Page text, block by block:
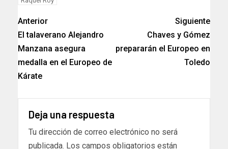
Anterior
El talaverano Alejandro
Manzana asegura
medalla en el Europeo de
Kárate
Siguiente
Chaves y Gómez
prepararán el Europeo en
Toledo
Deja una respuesta
Tu dirección de correo electrónico no será
publicada. Los campos obligatorios están